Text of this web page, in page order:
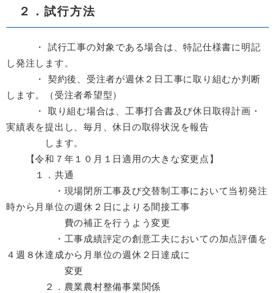
２．試行方法
・ 試行工事の対象である場合は、特記仕様書に明記
し発注します。
・ 契約後、受注者が週休２日工事に取り組むか判断
します。（受注者希望型）
・ 取り組む場合は、工事打合書及び休日取得計画・
実績表を提出し、毎月、休日の取得状況を報告
します。
【令和７年１０月１日適用の大きな変更点】
１．共通
・現場閉所工事及び交替制工事において当初発注
時から月単位の週休２日によりる間接工事
費の補正を行うよう変更
・工事成績評定の創意工夫においての加点評価を
４週８休達成から月単位の週休２日達成に
変更
２．農業農村整備事業関係